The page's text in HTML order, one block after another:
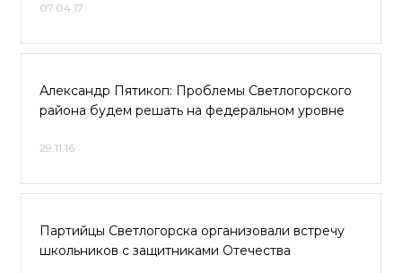
07.04.17
Александр Пятикоп: Проблемы Светлогорского
района будем решать на федеральном уровне
29.11.16
Партийцы Светлогорска организовали встречу
школьников с защитниками Отечества